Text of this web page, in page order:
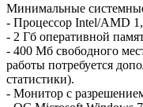
Минимальные
- Процессор Intel/AMD
- 2 Гб оперативной
- 400 Мб свободного
работы потребуется
статистики).
- Монитор с